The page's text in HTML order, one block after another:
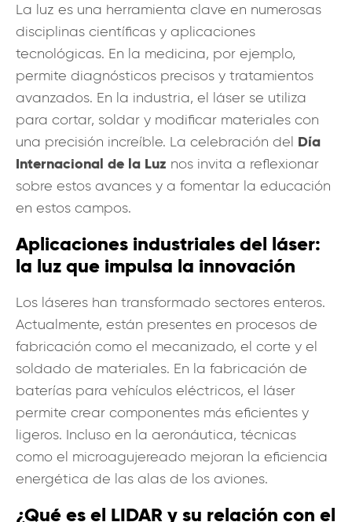
La luz es una herramienta clave en numerosas
disciplinas científicas y aplicaciones
tecnológicas. En la medicina, por ejemplo,
permite diagnósticos precisos y tratamientos
avanzados. En la industria, el láser se utiliza
para cortar, soldar y modificar materiales con
una precisión increíble. La celebración del Día
Internacional de la Luz nos invita a reflexionar
sobre estos avances y a fomentar la educación
en estos campos.
Aplicaciones industriales del láser:
la luz que impulsa la innovación
Los láseres han transformado sectores enteros.
Actualmente, están presentes en procesos de
fabricación como el mecanizado, el corte y el
soldado de materiales. En la fabricación de
baterías para vehículos eléctricos, el láser
permite crear componentes más eficientes y
ligeros. Incluso en la aeronáutica, técnicas
como el microagujereado mejoran la eficiencia
energética de las alas de los aviones.
¿Qué es el LIDAR y su relación con el